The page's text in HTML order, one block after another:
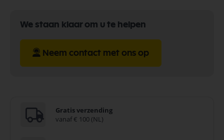
We staan klaar om u te helpen
Neem contact met ons op
Gratis verzending
vanaf € 100 (NL)